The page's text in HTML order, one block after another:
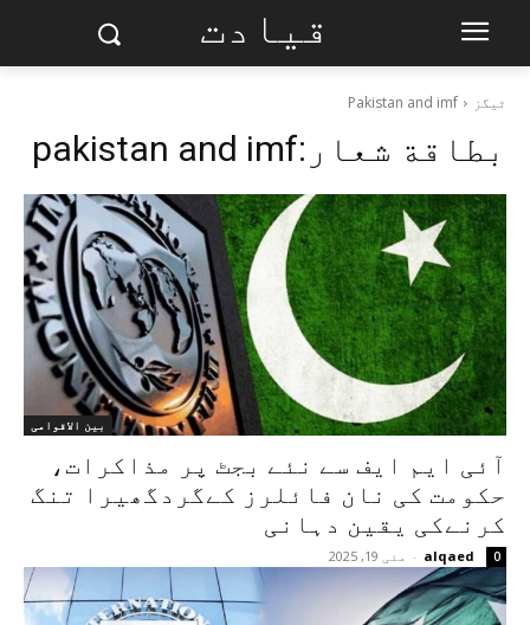
قیادت
ٹیگز Pakistan and imf
بطاقة شعار:pakistan and imf
بین الاقوامی
آئی ایم ایف سے نئے بجٹ پر مذاکرات،
حکومت کی نان فائلرز کےگردگھیرا تنگ
کرنےکی یقین دہانی
alqaed
- مئی 19, 2025 0